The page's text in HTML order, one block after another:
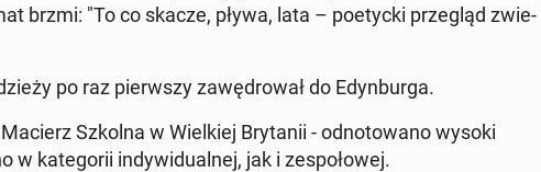
brzmi: "To co skacze, pływa, lata – po­etyc­ki prze­gląd zwie­
po raz pierw­szy za­wę­dro­wał do Edyn­bur­ga.
Szkolna w Wiel­kiej Bry­ta­nii - od­no­to­wa­no wysoki
w ka­te­go­rii in­dy­wi­du­al­nej, jak i ze­spo­ło­wej.